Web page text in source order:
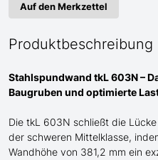
Auf den Merkzettel
Produktbeschreibung
Stahlspundwand tkL 603N –
Baugruben und optimierte
Die tkL 603N schließt die
der schweren Mittelklasse,
Wandhöhe von 381,2 mm ein